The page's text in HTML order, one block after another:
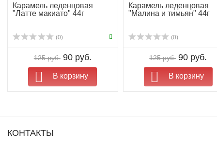
Карамель леденцовая
"Латте макиато" 44г
(0)
125 руб. 90 руб.
В корзину
Карамель леденцовая
"Малина и тимьян" 44г
(0)
125 руб. 90 руб.
В корзину
КОНТАКТЫ